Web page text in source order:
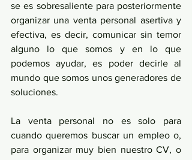
se es sobresaliente para posteriormente
organizar una venta personal asertiva y
efectiva, es decir, comunicar sin temor
alguno lo que somos y en lo que
podemos ayudar, es poder decirle al
mundo que somos unos generadores de
soluciones.
La venta personal no es solo para
cuando queremos buscar un empleo o,
para organizar muy bien nuestro CV, o